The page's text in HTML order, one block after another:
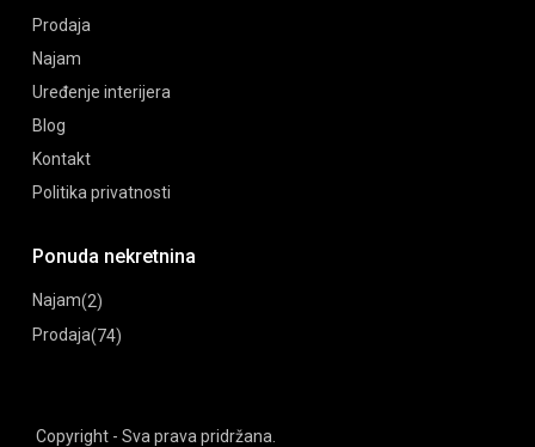
Prodaja
Najam
Uređenje interijera
Blog
Kontakt
Politika privatnosti
Ponuda nekretnina
Najam(2)
Prodaja(74)
Copyright - Sva prava pridržana.